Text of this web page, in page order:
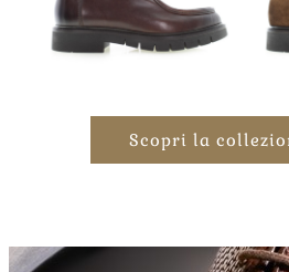
Scopri la